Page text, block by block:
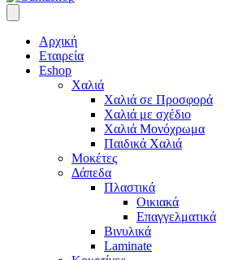
Αρχική
Εταιρεία
Eshop
Χαλιά
Χαλιά σε Προσφορά
Χαλιά με σχέδιο
Χαλιά Μονόχρωμα
Παιδικά Χαλιά
Μοκέτες
Δάπεδα
Πλαστικά
Οικιακά
Επαγγελματικά
Βινυλικά
Laminate